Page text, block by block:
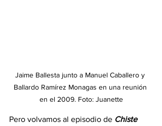
Jaime Ballesta junto a Manuel Caballero y
Ballardo Ramírez Monagas en una reunión
en el 2009. Foto: Juanette
Pero volvamos al episodio de Chiste